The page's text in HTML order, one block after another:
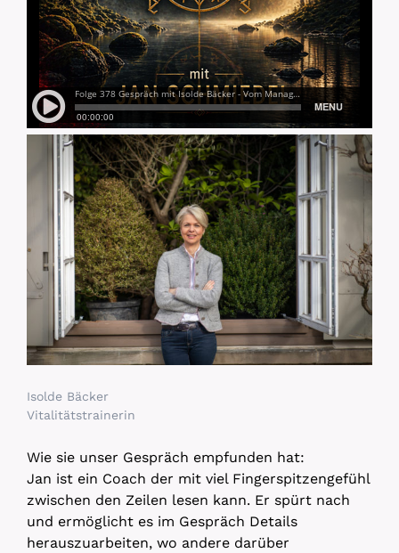
Isolde Bäcker
Vitalitätstrainerin
Wie sie unser Gespräch empfunden hat:
Jan ist ein Coach der mit viel Fingerspitzengefühl
zwischen den Zeilen lesen kann. Er spürt nach
und ermöglicht es im Gespräch Details
herauszuarbeiten, wo andere darüber